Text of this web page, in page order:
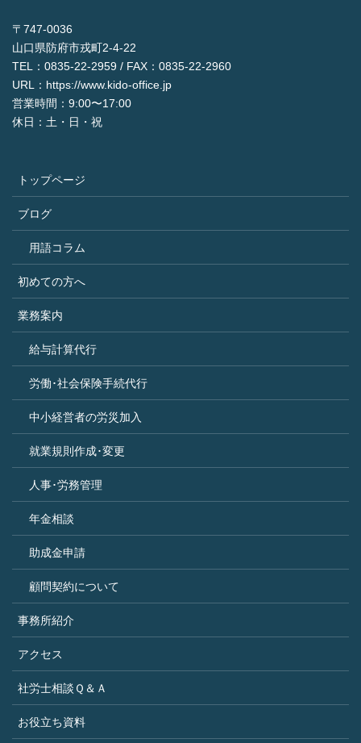
〒747-0036
山口県防府市戎町2-4-22
TEL：0835-22-2959 / FAX：0835-22-2960
URL：https://www.kido-office.jp
営業時間：9:00〜17:00
休日：土・日・祝
トップページ
ブログ
用語コラム
初めての方へ
業務案内
給与計算代行
労働･社会保険手続代行
中小経営者の労災加入
就業規則作成･変更
人事･労務管理
年金相談
助成金申請
顧問契約について
事務所紹介
アクセス
社労士相談Ｑ＆Ａ
お役立ち資料